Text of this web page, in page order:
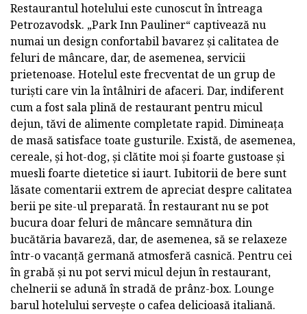
Restaurantul hotelului este cunoscut în întreaga
Petrozavodsk. „Park Inn Pauliner“ captivează nu
numai un design confortabil bavarez și calitatea de
feluri de mâncare, dar, de asemenea, servicii
prietenoase. Hotelul este frecventat de un grup de
turiști care vin la întâlniri de afaceri. Dar, indiferent
cum a fost sala plină de restaurant pentru micul
dejun, tăvi de alimente completate rapid. Dimineața
de masă satisface toate gusturile. Există, de asemenea,
cereale, și hot-dog, și clătite moi și foarte gustoase și
muesli foarte dietetice si iaurt. Iubitorii de bere sunt
lăsate comentarii extrem de apreciat despre calitatea
berii pe site-ul preparată. În restaurant nu se pot
bucura doar feluri de mâncare semnătura din
bucătăria bavareză, dar, de asemenea, să se relaxeze
într-o vacanță germană atmosferă casnică. Pentru cei
în grabă și nu pot servi micul dejun în restaurant,
chelnerii se adună în stradă de prânz-box. Lounge
barul hotelului servește o cafea delicioasă italiană.